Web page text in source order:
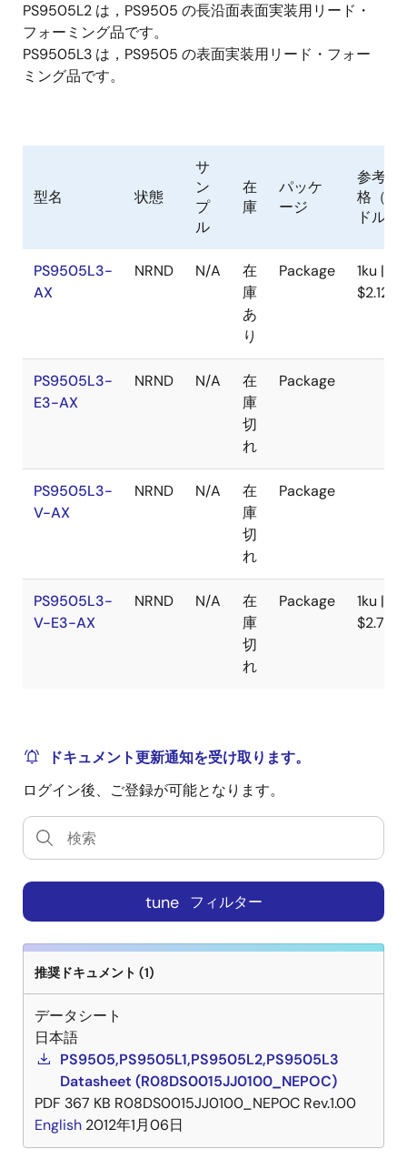
PS9505L2 は，PS9505 の長沿面表面実装用リード・
フォーミング品です。
PS9505L3 は，PS9505 の表面実装用リード・フォー
ミング品です。
型名 状態
サ
ン
プ
ル
在
庫
パッケ
ージ
参考価
格（米
ドル）
PS9505L3-
AX
NRND N/A
在
庫
あ
り
Package
1ku |
$2.121
PS9505L3-
E3-AX
NRND N/A
在
庫
切
れ
Package
PS9505L3-
V-AX
NRND N/A
在
庫
切
れ
Package
PS9505L3-
V-E3-AX
NRND N/A
在
庫
切
れ
Package
1ku |
$2.762
ドキュメント更新通知を受け取ります。
ログイン後、ご登録が可能となります。
tune フィルター
推奨ドキュメント (1)
データシート
日本語
PS9505,PS9505L1,PS9505L2,PS9505L3
Datasheet (R08DS0015JJ0100_NEPOC)
PDF 367 KB R08DS0015JJ0100_NEPOC Rev.1.00
English 2012年1月06日